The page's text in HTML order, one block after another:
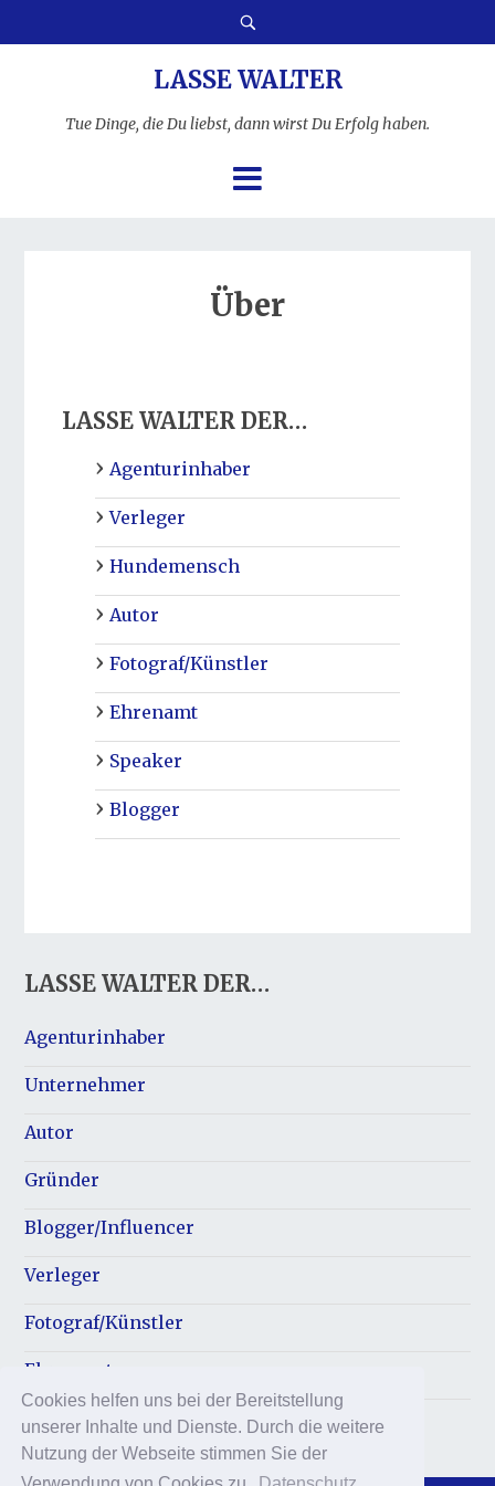
Cookies helfen uns bei der Bereitstellung
unserer Inhalte und Dienste. Durch die weitere
Nutzung der Webseite stimmen Sie der
LASSE WALTER
Tue Dinge, die Du liebst, dann wirst Du Erfolg haben.
Über
LASSE WALTER DER…
Agenturinhaber
Verleger
Hundemensch
Autor
Fotograf/Künstler
Ehrenamt
Speaker
Blogger
LASSE WALTER DER…
Agenturinhaber
Unternehmer
Autor
Gründer
Blogger/Influencer
Verleger
Fotograf/Künstler
Ehrenamt